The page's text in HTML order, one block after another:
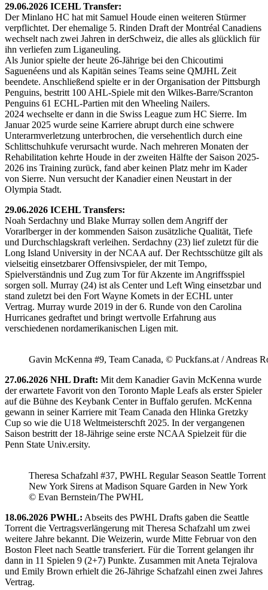
29.06.2026 ICEHL Transfer:
Der Minlano HC hat mit Samuel Houde einen weiteren Stürmer
verpflichtet. Der ehemalige 5. Rinden Draft der Montréal Canadiens
wechselt nach zwei Jahren in derSchweiz, die alles als glücklich für
ihn verliefen zum Liganeuling.
Als Junior spielte der heute 26-Jährige bei den Chicoutimi
Saguenéens und als Kapitän seines Teams seine QMJHL Zeit
beendete. Anschließend spielte er in der Organisation der Pittsburgh
Penguins, bestritt 100 AHL-Spiele mit den Wilkes-Barre/Scranton
Penguins 61 ECHL-Partien mit den Wheeling Nailers.
2024 wechselte er dann in die Swiss League zum HC Sierre. Im
Januar 2025 wurde seine Karriere abrupt durch eine schwere
Unterarmverletzung unterbrochen, die versehentlich durch eine
Schlittschuhkufe verursacht wurde. Nach mehreren Monaten der
Rehabilitation kehrte Houde in der zweiten Hälfte der Saison 2025-
2026 ins Training zurück, fand aber keinen Platz mehr im Kader
von Sierre. Nun versucht der Kanadier einen Neustart in der
Olympia Stadt.
29.06.2026 ICEHL Transfers:
Noah Serdachny und Blake Murray sollen dem Angriff der
Vorarlberger in der kommenden Saison zusätzliche Qualität, Tiefe
und Durchschlagskraft verleihen. Serdachny (23) lief zuletzt für die
Long Island University in der NCAA auf. Der Rechtsschütze gilt als
vielseitig einsetzbarer Offensivspieler, der mit Tempo,
Spielverständnis und Zug zum Tor für Akzente im Angriffsspiel
sorgen soll. Murray (24) ist als Center und Left Wing einsetzbar und
stand zuletzt bei den Fort Wayne Komets in der ECHL unter
Vertrag. Murray wurde 2019 in der 6. Runde von den Carolina
Hurricanes gedraftet und bringt wertvolle Erfahrung aus
verschiedenen nordamerikanischen Ligen mit.
Gavin McKenna #9, Team Canada, © Puckfans.at / Andreas
27.06.2026 NHL Draft: Mit dem Kanadier Gavin McKenna wurde
der erwartete Favorit von den Toronto Maple Leafs als erster Spieler
auf die Bühne des Keybank Center in Buffalo gerufen. McKenna
gewann in seiner Karriere mit Team Canada den Hlinka Gretzky
Cup so wie die U18 Weltmeisterschft 2025. In der vergangenen
Saison bestritt der 18-Jährige seine erste NCAA Spielzeit für die
Penn State Univ.ersity.
Theresa Schafzahl #37, PWHL Regular Season Seattle Torrent
New York Sirens at Madison Square Garden in New York
© Evan Bernstein/The PWHL
18.06.2026 PWHL: Abseits des PWHL Drafts gaben die Seattle
Torrent die Vertragsverlängerung mit Theresa Schafzahl um zwei
weitere Jahre bekannt. Die Weizerin, wurde Mitte Februar von den
Boston Fleet nach Seattle transferiert. Für die Torrent gelangen ihr
dann in 11 Spielen 9 (2+7) Punkte. Zusammen mit Aneta Tejralova
und Emily Brown erhielt die 26-Jährige Schafzahl einen zwei Jahres
Vertrag.